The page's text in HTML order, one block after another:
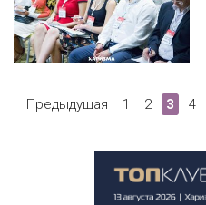
Предыдущая 1 2 3 4